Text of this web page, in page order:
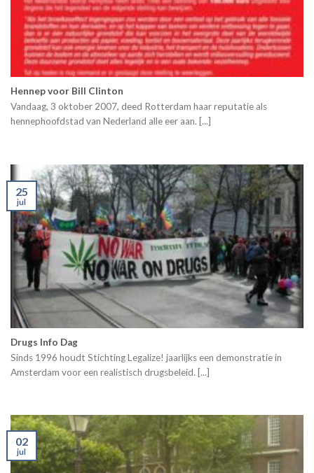
Hennep voor Bill Clinton
Vandaag, 3 oktober 2007, deed Rotterdam haar reputatie als
hennephoofdstad van Nederland alle eer aan. [...]
Drugs Info Dag
Sinds 1996 houdt Stichting Legalize! jaarlijks een demonstratie in
Amsterdam voor een realistisch drugsbeleid. [...]
25
jul
02
jul